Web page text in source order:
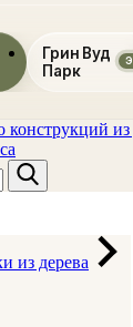
Грин Вуд
Парк
из дерева